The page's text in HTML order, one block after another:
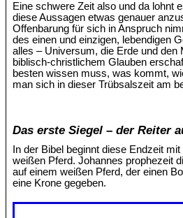
Eine schwere Zeit also und da lohnt
diese Aussagen etwas genauer
Offenbarung für sich in Anspruch
des einen und einzigen, lebendigen
alles – Universum, die Erde und den
biblisch-christlichem Glauben
besten wissen muss, was kommt,
man sich in dieser Trübsalszeit am
Das erste Siegel – der Reiter
In der Bibel beginnt diese Endzeit
weißen Pferd. Johannes prophezeit
auf einem weißen Pferd, der einen
eine Krone gegeben.